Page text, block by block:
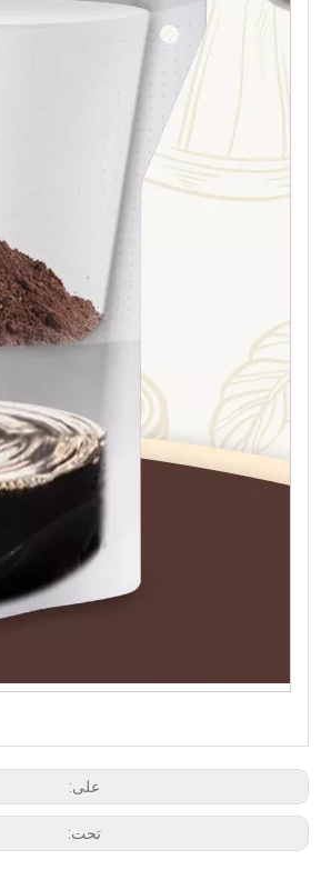
على:
تحت: